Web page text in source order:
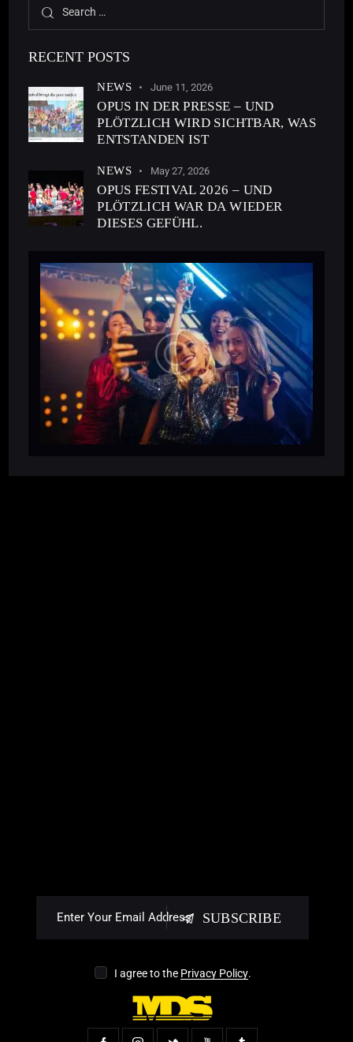
RECENT POSTS
NEWS June 11, 2026
OPUS IN DER PRESSE – UND
PLÖTZLICH WIRD SICHTBAR, WAS
ENTSTANDEN IST
NEWS May 27, 2026
OPUS FESTIVAL 2026 – UND
PLÖTZLICH WAR DA WIEDER
DIESES GEFÜHL.
SUBSCRIBE
I agree to the Privacy Policy.